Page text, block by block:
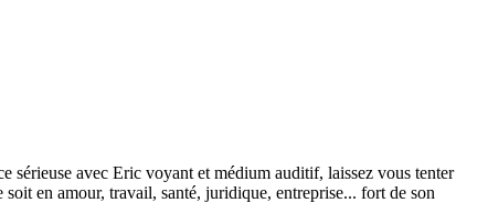
sérieuse avec Eric voyant et médium auditif, laissez vous tenter
en amour, travail, santé, juridique, entreprise... fort de son